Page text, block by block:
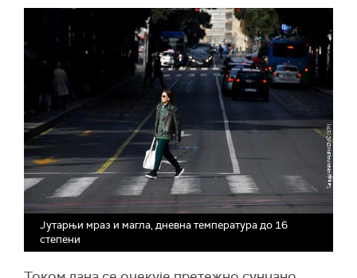
Јутарњи мраз и магла, дневна температура до 16
степени